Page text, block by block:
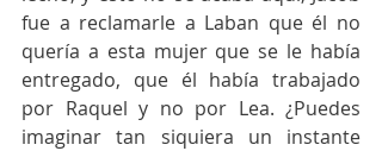
fue a reclamarle a Laban que él no
quería a esta mujer que se le había
entregado, que él había trabajado
por Raquel y no por Lea. ¿Puedes
imaginar tan siquiera un instante